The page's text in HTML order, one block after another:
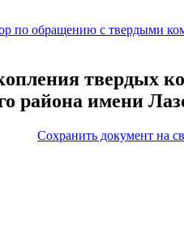
по обращению с твердыми
твердых
района имени
Сохранить документ на